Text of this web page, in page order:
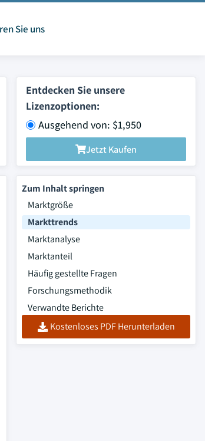
Sie uns
Entdecken Sie unsere
Lizenzoptionen:
Ausgehend von: $1,950
Jetzt Kaufen
Zum Inhalt springen
Marktgröße
Markttrends
Marktanalyse
Marktanteil
Häufig gestellte Fragen
Forschungsmethodik
Verwandte Berichte
Kostenloses PDF Herunterladen